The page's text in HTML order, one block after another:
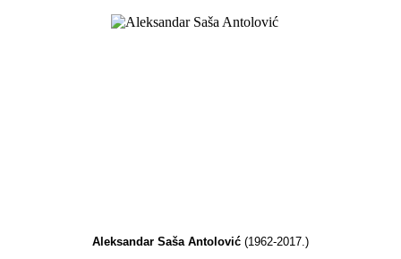
Aleksandar Saša Antolović (1962-2017.)